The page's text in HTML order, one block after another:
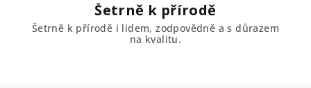
Šetrně k přírodě
Šetrně k přírodě i lidem, zodpovědně a s důrazem
na kvalitu.